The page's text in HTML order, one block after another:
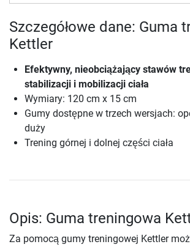
Szczegółowe dane: Guma
Kettler
Efektywny, nieobciążający stawów
stabilizacji i mobilizacji ciała
Wymiary: 120 cm x 15 cm
Gumy dostępne w trzech wersjach:
duży
Trening górnej i dolnej części ciała
Opis: Guma treningowa
Za pomocą gumy treningowej Kettler